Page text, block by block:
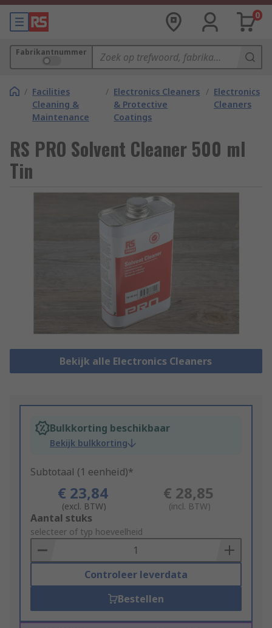
0
Fabrikantnummer
/ Facilities
Cleaning &
Maintenance
/ Electronics Cleaners
& Protective
Coatings
/ Electronics
Cleaners
RS PRO Solvent Cleaner 500 ml
Tin
Bekijk alle Electronics Cleaners
Bulkkorting beschikbaar
Bekijk bulkkorting
Subtotaal (1 eenheid)*
€ 23,84
(excl. BTW)
€ 28,85
(incl. BTW)
Add
to
Basket
Aantal stuks
selecteer of typ hoeveelheid
Controleer leverdata
Bestellen